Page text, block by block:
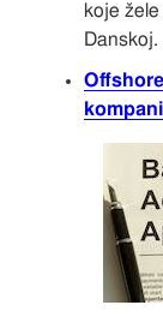
koje
Danskoj.